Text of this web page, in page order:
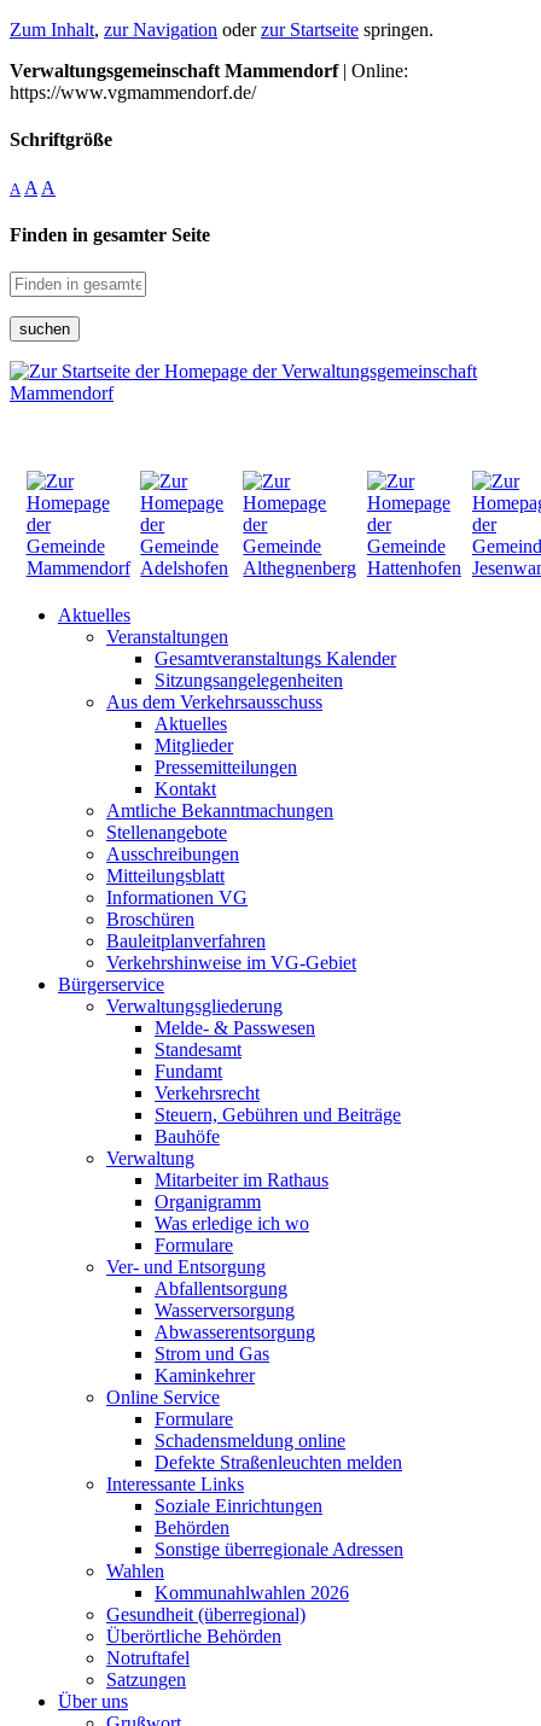
Zum Inhalt, zur Navigation oderzur Startseite springen.
Verwaltungsgemeinschaft Mammendorf| Online:
https://www.vgmammendorf.de/
Schriftgröße
A A A
Finden in gesamter Seite
suchen
Aktuelles
Veranstaltungen
Gesamtveranstaltungs Kalender
Sitzungsangelegenheiten
Aus dem Verkehrsausschuss
Aktuelles
Mitglieder
Pressemitteilungen
Kontakt
Amtliche Bekanntmachungen
Stellenangebote
Ausschreibungen
Mitteilungsblatt
Informationen VG
Broschüren
Bauleitplanverfahren
Verkehrshinweise im VG-Gebiet
Bürgerservice
Verwaltungsgliederung
Melde- & Passwesen
Standesamt
Fundamt
Verkehrsrecht
Steuern, Gebühren und Beiträge
Bauhöfe
Verwaltung
Mitarbeiter im Rathaus
Organigramm
Was erledige ich wo
Formulare
Ver- und Entsorgung
Abfallentsorgung
Wasserversorgung
Abwasserentsorgung
Strom und Gas
Kaminkehrer
Online Service
Formulare
Schadensmeldung online
Defekte Straßenleuchten melden
Interessante Links
Soziale Einrichtungen
Behörden
Sonstige überregionale Adressen
Wahlen
Kommunahlwahlen 2026
Gesundheit (überregional)
Überörtliche Behörden
Notruftafel
Satzungen
Über uns